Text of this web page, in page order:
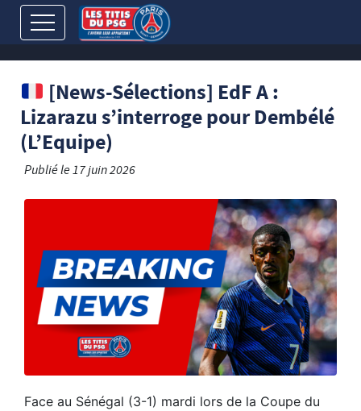
[News-Sélections] EdF A :
Lizarazu s’interroge pour Dembélé
(L’Equipe)
Publié le17 juin 2026
Face au Sénégal (3-1) mardi lors de la Coupe du